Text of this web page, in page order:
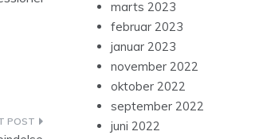
marts 2023
februar 2023
januar 2023
november 2022
oktober 2022
september 2022
juni 2022